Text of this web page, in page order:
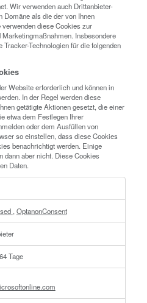
von Besuchen
vor Ort durch
ermöglichen,
können, ohne zuvor
erneut eingeben
Cookies und andere Tracking-
(Textdatei), das Ihr
Website auf Ihrem Gerät speichert,
Diese Cookies werden von uns
Wir verwenden auch
Wie verwenden diese Cookies zur
und Marketingmaßnahmen.